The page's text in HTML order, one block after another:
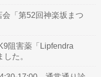
「第52回神楽坂まつ
阻害薬「Lipfendra
た。